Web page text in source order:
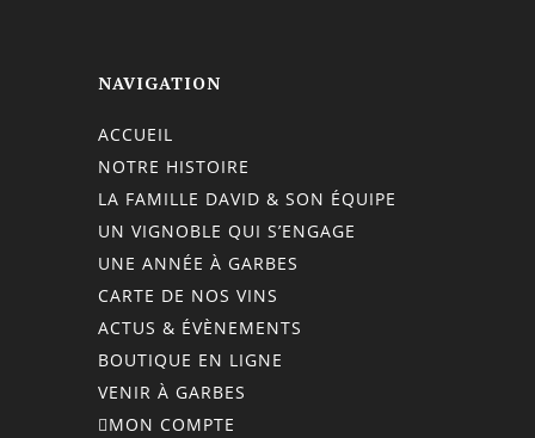
NAVIGATION
ACCUEIL
NOTRE HISTOIRE
LA FAMILLE DAVID & SON ÉQUIPE
UN VIGNOBLE QUI S’ENGAGE
UNE ANNÉE À GARBES
CARTE DE NOS VINS
ACTUS & ÉVÈNEMENTS
BOUTIQUE EN LIGNE
VENIR À GARBES
MON COMPTE